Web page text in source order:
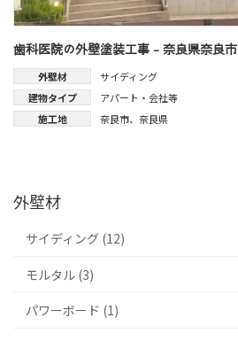
歯科医院の外壁塗装工事 - 奈良県奈良市
外壁材
サイディング
建物タイプ
アパート・会社等
施工地
奈良市、 奈良県
外壁材
サイディング (12)
モルタル (3)
パワーボード (1)